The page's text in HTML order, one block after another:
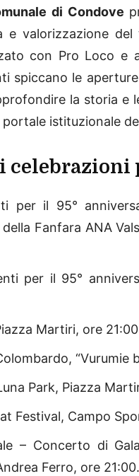
di Condove
valorizzazione del
con Pro Loco e
spiccano le
la storia e
istituzionale
per il 95°
Fanfara ANA
per il 95°
Martiri, ore
“Vurumie
Park, Piazza
Festival, Campo
– Concerto di
Ferro, ore 21:00.